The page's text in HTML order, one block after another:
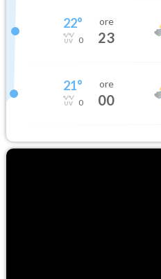
22°
0
ore
23
21°
0
ore
00